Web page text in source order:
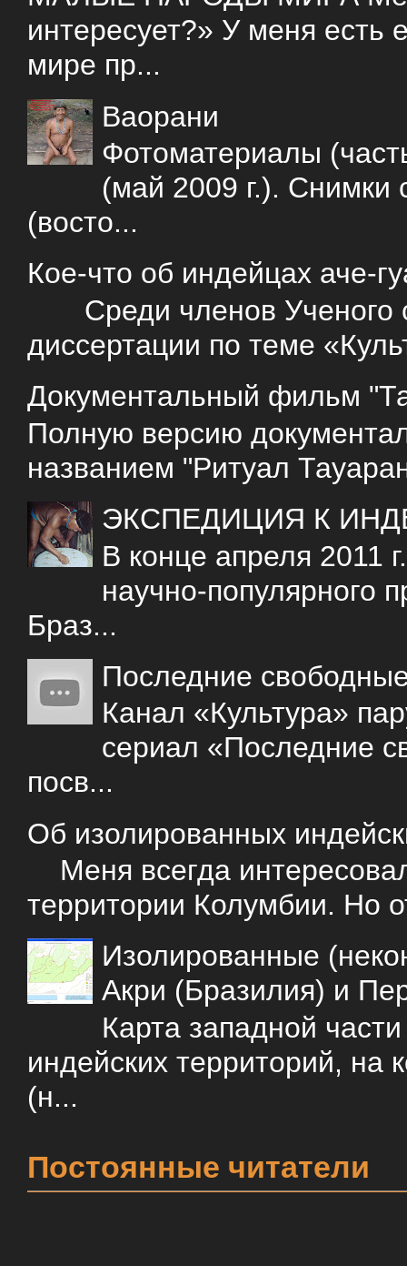
интересует?» У меня есть
мире пр...
Ваорани
Фотоматериалы
(май 2009 г.). Снимки
(восто...
Кое-что об индейцах аче-
Среди членов Ученого
диссертации по теме
Документальный фильм
Полную версию
названием "Ритуал
ЭКСПЕДИЦИЯ К
В конце апреля 2011
научно-популярного
Браз...
Последние
Канал «Культура»
сериал «Последние
посв...
Об изолированных
Меня всегда
территории Колумбии. Но
Изолированные
Акри (Бразилия) и
Карта западной
индейских территорий, на
(н...
Постоянные читатели